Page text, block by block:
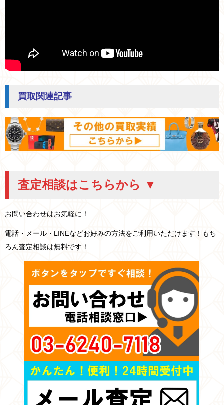
買取関連記事
査定相談はこちらから ▼
お問い合わせはお気軽に！
電話・メール・LINEなどお好みの方法をご利用いただけます！もち
ろん査定相談は無料です！